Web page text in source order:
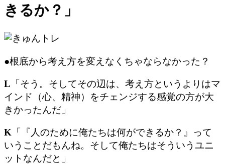
きるか？」
●根底から考え方を変えなくちゃならなかった？
L 「そう。そしてその辺は、考え方というよりはマ
インド（心、精神）をチェンジする感覚の方が大
きかったんだ」
K 「『 人のために俺たちは何ができるか？ 』
って
いうことだもんね。そして俺たちはそういうユニ
ットなんだと」